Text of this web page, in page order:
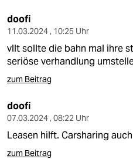
doofi
11.03.2024 , 10:25 Uhr
vllt sollte die bahn mal ihre
seriöse verhandlung
zum Beitrag
doofi
07.03.2024 , 08:22 Uhr
Leasen hilft. Carsharing
zum Beitrag